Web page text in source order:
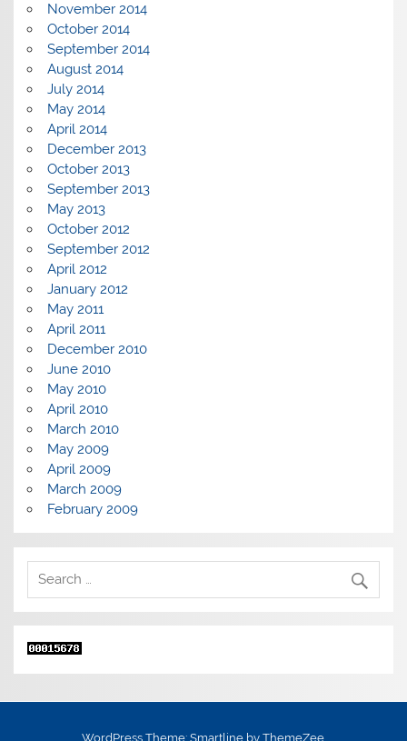
November 2014
October 2014
September 2014
August 2014
July 2014
May 2014
April 2014
December 2013
October 2013
September 2013
May 2013
October 2012
September 2012
April 2012
January 2012
May 2011
April 2011
December 2010
June 2010
May 2010
April 2010
March 2010
May 2009
April 2009
March 2009
February 2009
WordPress Theme: Smartline by ThemeZee.